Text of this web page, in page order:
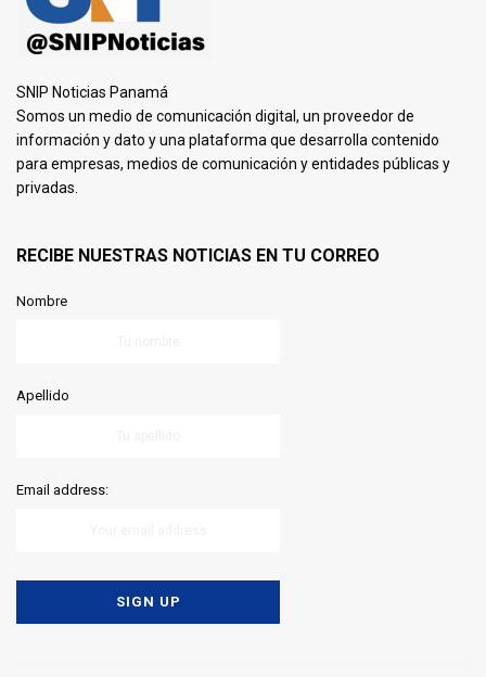
SNIP Noticias Panamá
Somos un medio de comunicación digital, un proveedor de
información y dato y una plataforma que desarrolla contenido
para empresas, medios de comunicación y entidades públicas y
privadas.
RECIBE NUESTRAS NOTICIAS EN TU CORREO
Nombre
Apellido
Email address: